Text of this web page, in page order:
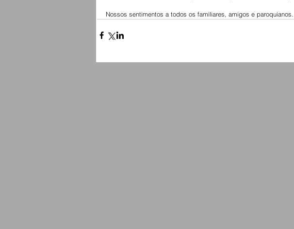
Nossos sentimentos a todos os familiares, amigos e paroquianos.